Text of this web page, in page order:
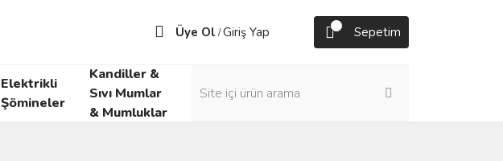
Üye Ol /Giriş Yap Sepetim
Elektrikli
Şömineler
Kandiller &
Sıvı Mumlar
& Mumluklar